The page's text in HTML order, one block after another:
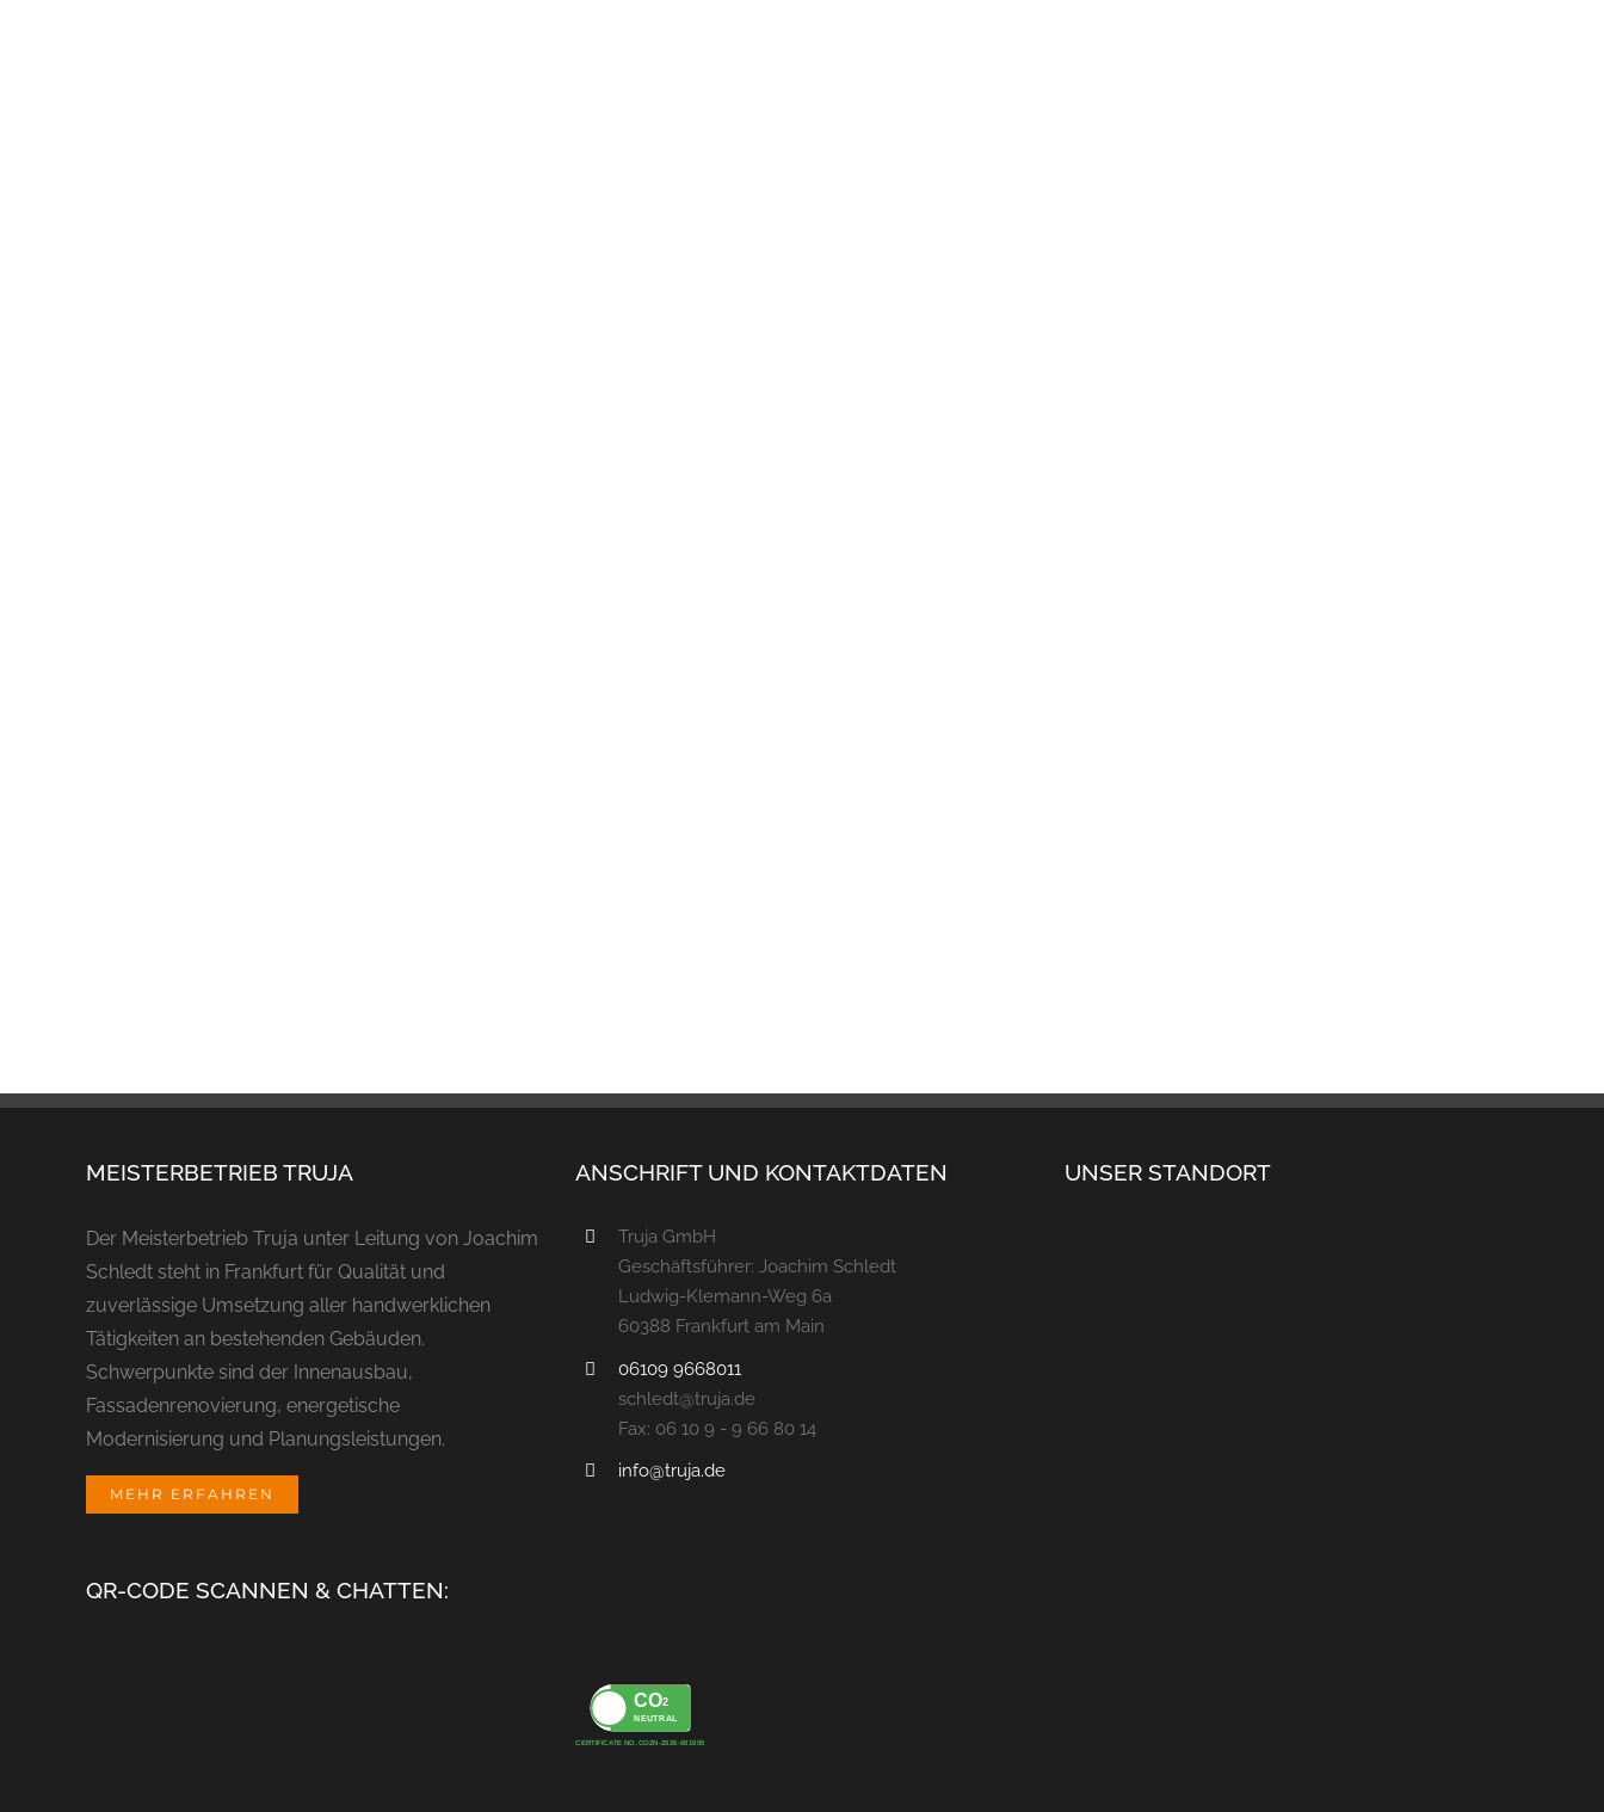
MEISTERBETRIEB TRUJA
Der Meisterbetrieb Truja unter Leitung von Joachim
Schledt steht in Frankfurt für Qualität und
zuverlässige Umsetzung aller handwerklichen
Tätigkeiten an bestehenden Gebäuden.
Schwerpunkte sind der Innenausbau,
Fassadenrenovierung, energetische
Modernisierung und Planungsleistungen.
MEHR ERFAHREN
QR-CODE SCANNEN & CHATTEN:
ANSCHRIFT UND KONTAKTDATEN
Truja GmbH
Geschäftsführer: Joachim Schledt
Ludwig-Klemann-Weg 6a
60388 Frankfurt am Main
06109 9668011
schledt@truja.de
Fax: 06 10 9 - 9 66 80 14
info@truja.de
CO2
NEUTRAL
CERTIFICATE NO. CO2N-2026-001905
UNSER STANDORT